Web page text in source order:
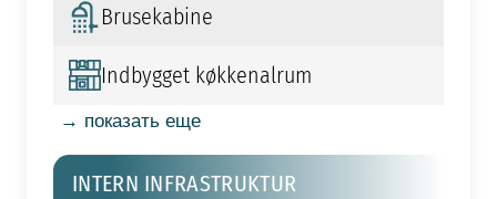
Brusekabine
Indbygget køkkenalrum
→ показать еще
INTERN INFRASTRUKTUR